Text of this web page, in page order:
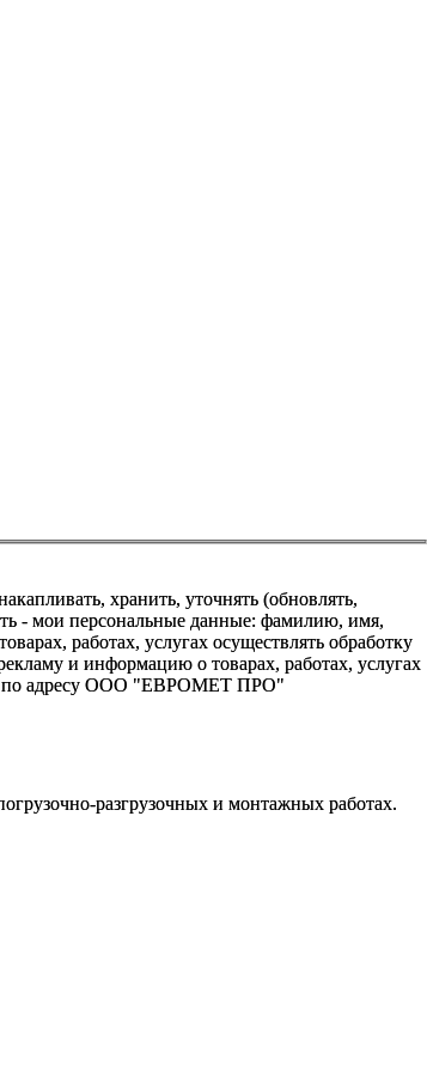
хранить, уточнять (обновлять,
- мои персональные данные: фамилию, имя,
работах, услугах осуществлять обработку
и информацию о товарах, работах, услугах
по адресу ООО "ЕВРОМЕТ ПРО"
разгрузочных и монтажных работах.